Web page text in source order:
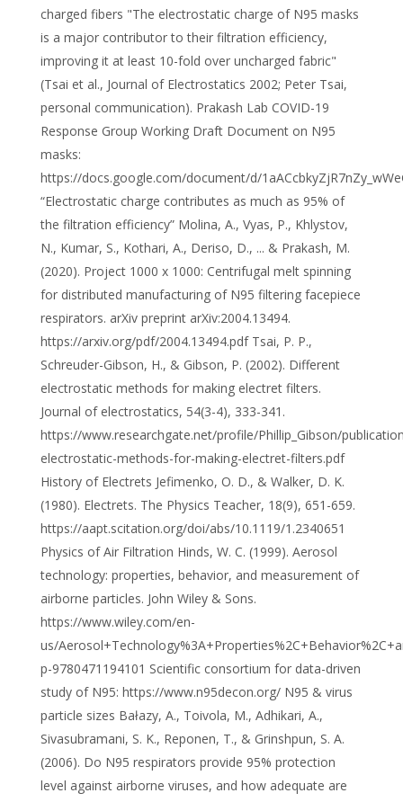
charged fibers "The electrostatic charge of N95 masks
is a major contributor to their filtration efficiency,
improving it at least 10-fold over uncharged fabric"
(Tsai et al., Journal of Electrostatics 2002; Peter Tsai,
personal communication). Prakash Lab COVID-19
Response Group Working Draft Document on N95
masks:
https://docs.google.com/document/d/
“Electrostatic charge contributes as much as 95% of
the filtration efficiency” Molina, A., Vyas, P., Khlystov,
N., Kumar, S., Kothari, A., Deriso, D., ... & Prakash, M.
(2020). Project 1000 x 1000: Centrifugal melt spinning
for distributed manufacturing of N95 filtering facepiece
respirators. arXiv preprint arXiv:2004.13494.
https://arxiv.org/pdf/2004.13494.pdf Tsai, P. P.,
Schreuder-Gibson, H., & Gibson, P. (2002). Different
electrostatic methods for making electret filters.
Journal of electrostatics, 54(3-4), 333-341.
https://www.researchgate.net/profile/Phillip_Gibson/
electrostatic-methods-for-making-electret-filters.pdf
History of Electrets Jefimenko, O. D., & Walker, D. K.
(1980). Electrets. The Physics Teacher, 18(9), 651-659.
https://aapt.scitation.org/doi/abs/10.1119/1.2340651
Physics of Air Filtration Hinds, W. C. (1999). Aerosol
technology: properties, behavior, and measurement of
airborne particles. John Wiley & Sons.
https://www.wiley.com/en-
us/
p-9780471194101 Scientific consortium for data-driven
study of N95: https://www.n95decon.org/ N95 & virus
particle sizes Bałazy, A., Toivola, M., Adhikari, A.,
Sivasubramani, S. K., Reponen, T., & Grinshpun, S. A.
(2006). Do N95 respirators provide 95% protection
level against airborne viruses, and how adequate are